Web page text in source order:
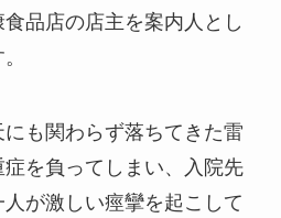
品店の店主を案内人とし
も関わらず落ちてきた雷
を負ってしまい、入院先
が激しい痙攣を起こして